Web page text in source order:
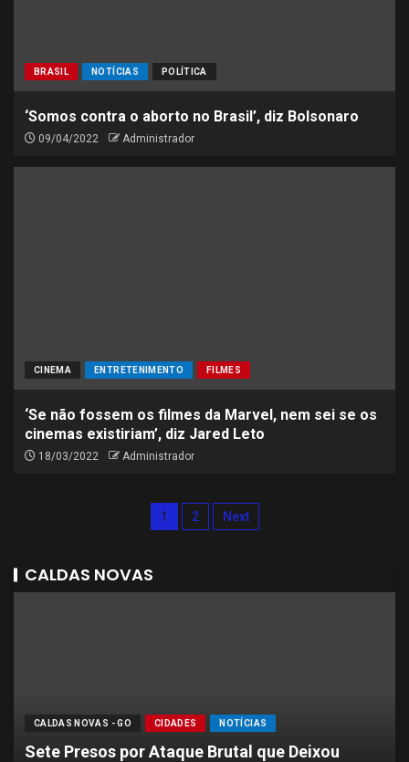
BRASIL NOTÍCIAS POLÍTICA
‘Somos contra o aborto no Brasil’, diz Bolsonaro
09/04/2022 Administrador
CINEMA ENTRETENIMENTO FILMES
‘Se não fossem os filmes da Marvel, nem sei se os
cinemas existiriam’, diz Jared Leto
18/03/2022 Administrador
1 2 Next
CALDAS NOVAS
CALDAS NOVAS - GO CIDADES NOTÍCIAS
Sete Presos por Ataque Brutal que Deixou